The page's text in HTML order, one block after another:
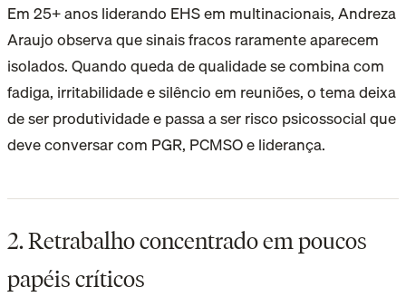
Em 25+ anos liderando EHS em multinacionais, Andreza
Araujo observa que sinais fracos raramente aparecem
isolados. Quando queda de qualidade se combina com
fadiga, irritabilidade e silêncio em reuniões, o tema deixa
de ser produtividade e passa a ser risco psicossocial que
deve conversar com PGR, PCMSO e liderança.
2. Retrabalho concentrado em poucos
papéis críticos